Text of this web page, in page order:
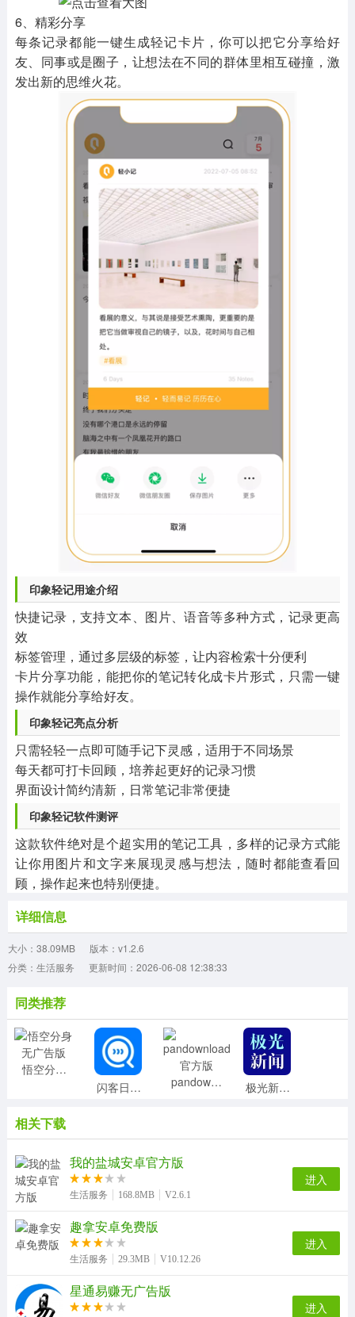
6、精彩分享
每条记录都能一键生成轻记卡片，你可以把它分享给好
友、同事或是圈子，让想法在不同的群体里相互碰撞，激
发出新的思维火花。
印象轻记用途介绍
快捷记录，支持文本、图片、语音等多种方式，记录更高
效
标签管理，通过多层级的标签，让内容检索十分便利
卡片分享功能，能把你的笔记转化成卡片形式，只需一键
操作就能分享给好友。
印象轻记亮点分析
只需轻轻一点即可随手记下灵感，适用于不同场景
每天都可打卡回顾，培养起更好的记录习惯
界面设计简约清新，日常笔记非常便捷
印象轻记软件测评
这款软件绝对是个超实用的笔记工具，多样的记录方式能
让你用图片和文字来展现灵感与想法，随时都能查看回
顾，操作起来也特别便捷。
详细信息
大小：38.09MB
版本：v1.2.6
分类：生活服务
更新时间：2026-06-08 12:38:33
同类推荐
悟空分身无广告版
闪客日结直装版
pandownload官方版 极光新闻官方最新版
万能电视遥控器王官方版
Loop官方最新版
小鹅拼拼商家版
猫语翻译器安卓直装版 亲亲日记备孕平台原版
溧水114最新免费版
相关下载
我的盐城安卓官方版
生活服务 168.8MB V2.6.1
进入
趣拿安卓免费版
生活服务 29.3MB V10.12.26
进入
星通易赚无广告版
进入